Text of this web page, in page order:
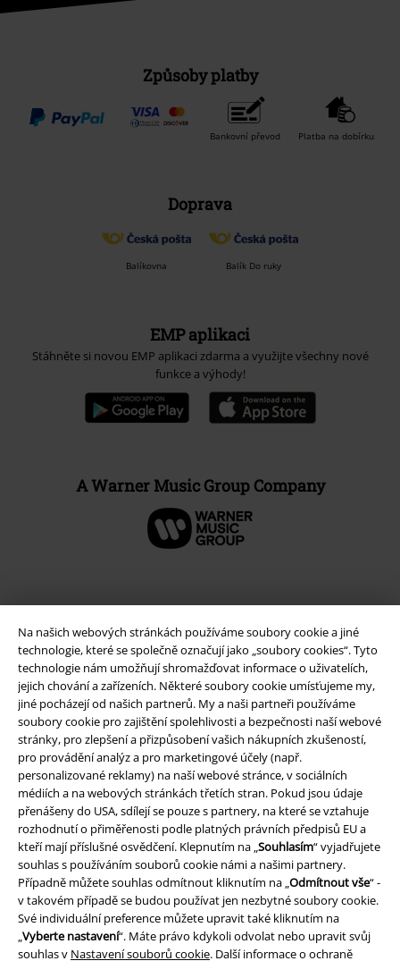
Na našich webových stránkách používáme soubory cookie a jiné
technologie, které se společně označují jako „soubory cookies“. Tyto
technologie nám umožňují shromažďovat informace o uživatelích,
jejich chování a zařízeních. Některé soubory cookie umísťujeme my,
jiné pocházejí od našich partnerů. My a naši partneři používáme
soubory cookie pro zajištění spolehlivosti a bezpečnosti naší webové
stránky, pro zlepšení a přizpůsobení vašich nákupních zkušeností,
pro provádění analýz a pro marketingové účely (např.
personalizované reklamy) na naší webové stránce, v sociálních
médiích a na webových stránkách třetích stran. Pokud jsou údaje
přenášeny do USA, sdílejí se pouze s partnery, na které se vztahuje
rozhodnutí o přiměřenosti podle platných právních předpisů EU a
kteří mají příslušné osvědčení. Klepnutím na „Souhlasím“ vyjadřujete
souhlas s používáním souborů cookie námi a našimi partnery.
Případně můžete souhlas odmítnout kliknutím na „Odmítnout vše“ -
v takovém případě se budou používat jen nezbytné soubory cookie.
Své individuální preference můžete upravit také kliknutím na
„Vyberte nastavení“. Máte právo kdykoli odvolat nebo upravit svůj
souhlas v Nastavení souborů cookie. Další informace o ochraně
Způsoby platby
Bankovní převod Platba na dobírku
Doprava
Balíkovna Balík Do ruky
EMP aplikaci
Stáhněte si novou EMP aplikaci zdarma a využijte všechny nové
funkce a výhody!
A Warner Music Group Company
Právní informace
Podmínky
Prohlášení
Ochrana osobních údajů
Likvidace odpadu a ochrana životního prostředí
Prohlášení o shodě